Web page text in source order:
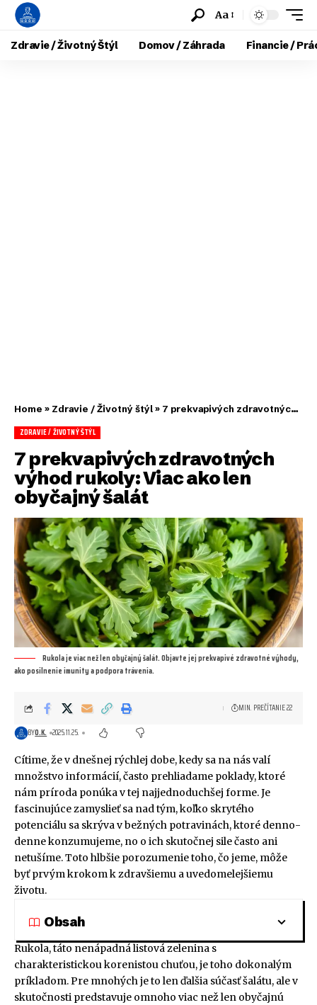
Aa
Zdravie / Životný Štýl Domov / Záhrada Financie /
Home » Zdravie / Životný štýl» 7 prekvapivých zdravotných výhod rukoly: Viac ako len obyčajný šalát
ZDRAVIE / ŽIVOTNÝ ŠTÝL
7 prekvapivých zdravotných
výhod rukoly: Viac ako len
obyčajný šalát
Rukola je viac než len obyčajný šalát. Objavte jej prekvapivé zdravotné výhody,
ako posilnenie imunity a podpora trávenia.
BYO.K. 2025.11.25.
MIN. PREČÍTANIE 22
Cítime, že v dnešnej rýchlej dobe, kedy sa na nás valí
množstvo informácií, často prehliadame poklady, ktoré
nám príroda ponúka v tej najjednoduchšej forme. Je
fascinujúce zamyslieť sa nad tým, koľko skrytého
potenciálu sa skrýva v bežných potravinách, ktoré denno-
denne konzumujeme, no o ich skutočnej sile často ani
netušíme. Toto hlbšie porozumenie toho, čo jeme, môže
byť prvým krokom k zdravšiemu a uvedomelejšiemu
životu.
Obsah
Rukola, táto nenápadná listová zelenina s
charakteristickou korenistou chuťou, je toho dokonalým
príkladom. Pre mnohých je to len ďalšia súčasť šalátu, ale v
skutočnosti predstavuje omnoho viac než len obyčajnú